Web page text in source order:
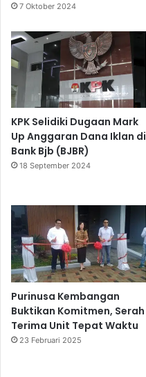
7 Oktober 2024
KPK Selidiki Dugaan Mark
Up Anggaran Dana Iklan di
Bank Bjb (BJBR)
18 September 2024
Purinusa Kembangan
Buktikan Komitmen, Serah
Terima Unit Tepat Waktu
23 Februari 2025